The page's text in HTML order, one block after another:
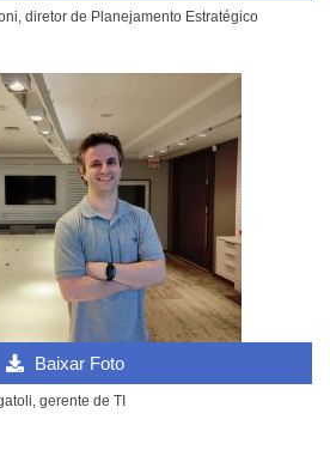
diretor de Planejamento Estratégico
Baixar Foto
gerente de TI